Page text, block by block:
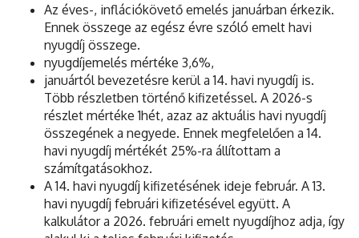
Az éves-, inflációkövető emelés januárban érkezik.
Ennek összege az egész évre szóló emelt havi
nyugdíj összege.
nyugdíjemelés mértéke 3,6%,
januártól bevezetésre kerül a 14. havi nyugdíj is.
Több részletben történő kifizetéssel. A 2026-s
részlet mértéke 1hét, azaz az aktuális havi nyugdíj
összegének a negyede. Ennek megfelelően a 14.
havi nyugdíj mértékét 25%-ra állítottam a
számítgatásokhoz.
A 14. havi nyugdíj kifizetésének ideje február. A 13.
havi nyugdíj februári kifizetésével együtt. A
kalkulátor a 2026. februári emelt nyugdíjhoz adja, így